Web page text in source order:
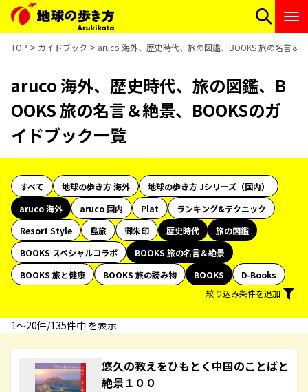
TOP ガイドブック aruco 海外、歴史時代、旅の図鑑、BOOKS 旅の名言＆
aruco 海外、歴史時代、旅の図鑑、B
OOKS 旅の名言＆絶景、BOOKSのガ
イドブック一覧
すべて 地球の歩き方 海外
地球の歩き方 Jシリーズ（国内）
aruco 海外
aruco 国内 Plat
ランキング&テクニック
Resort Style
島旅 御朱印 歴史時代
旅の図鑑
BOOKS スペシャルコラボ
BOOKS 旅の名言＆絶景
BOOKS 旅と健康
BOOKS 旅の読み物 BOOKS
D-Books
絞り込み条件を追加
1〜20件/135件中 を表示
悠久の教えをひもとく中国のことばと
絶景１００